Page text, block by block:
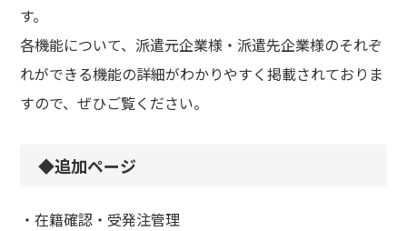
す。
各機能について、派遣元企業様・派遣先企業様のそれぞ
れができる機能の詳細がわかりやすく掲載されておりま
すので、ぜひご覧ください。
◆追加ページ
・在籍確認・受発注管理